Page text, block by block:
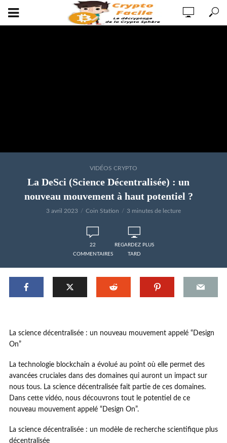
VIDÉOS CRYPTO
La DeSci (Science Décentralisée) : un
nouveau mouvement à haut potentiel ?
3 avril 2023 Coin Station 3 minutes de lecture
22
COMMENTAIRES
REGARDEZ PLUS
TARD
La science décentralisée : un nouveau mouvement appelé “Design
On”
La technologie blockchain a évolué au point où elle permet des
avancées cruciales dans des domaines qui auront un impact sur
nous tous. La science décentralisée fait partie de ces domaines.
Dans cette vidéo, nous découvrons tout le potentiel de ce
nouveau mouvement appelé “Design On”.
La science décentralisée : un modèle de recherche scientifique plus
décentralisée